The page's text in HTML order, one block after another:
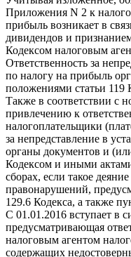
Приложения N 2 к
прибыль возникает в
дивидендов и
Кодексом налоговым
Ответственность за
по налогу на прибыль
положениями статьи 119
Также в соответствии с
привлечению к
налогоплательщики
за непредставление в
органы документов и
Кодексом и иными актами
сборах, если такое
правонарушений,
129.6 Кодекса, а также
С 01.01.2016 вступает в
предусматривающая
налоговым агентом
содержащих